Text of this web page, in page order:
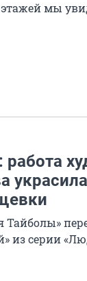
мы
работа
из серии